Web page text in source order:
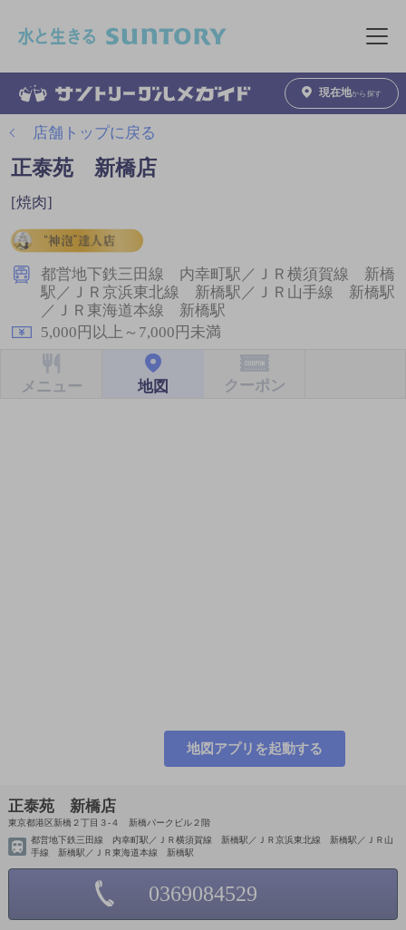
メニュ
現在地から探す
店舗トップに戻る
正泰苑 新橋店
[焼肉]
都営地下鉄三田線 内幸町駅／ＪＲ横須賀線 新橋
駅／ＪＲ京浜東北線 新橋駅／ＪＲ山手線 新橋駅
／ＪＲ東海道本線 新橋駅
5,000円以上～7,000円未満
メニュー 地図 クーポン
地図アプリを起動する
正泰苑 新橋店
東京都港区新橋２丁目３-４ 新橋パークビル２階
都営地下鉄三田線 内幸町駅／ＪＲ横須賀線 新橋駅／ＪＲ京浜東北線 新橋駅／ＪＲ山
手線 新橋駅／ＪＲ東海道本線 新橋駅
0369084529